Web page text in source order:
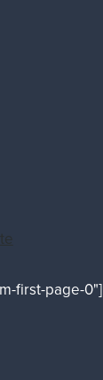
first-page-0"]